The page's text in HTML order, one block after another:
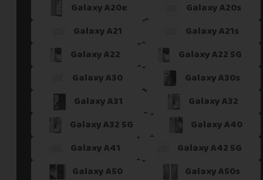
Galaxy A20e
Galaxy A20s
Galaxy A21
Galaxy A21s
Galaxy A22
Galaxy A22 5G
Galaxy A30
Galaxy A30s
Galaxy A31
Galaxy A32
Galaxy A32 5G
Galaxy A40
Galaxy A41
Galaxy A42 5G
Galaxy A50
Galaxy A50s